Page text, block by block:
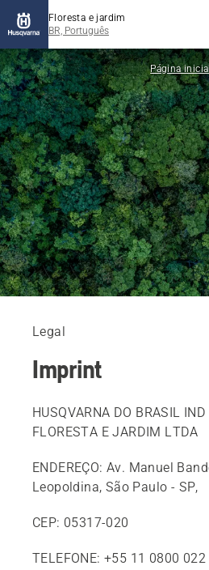
Floresta e jardim
BR, Português
Página
Legal
Imprint
HUSQVARNA DO BRASIL
FLORESTA E JARDIM LTDA
ENDEREÇO: Av. Manuel
Leopoldina, São Paulo - SP,
CEP: 05317-020
TELEFONE: +55 11 0800 022